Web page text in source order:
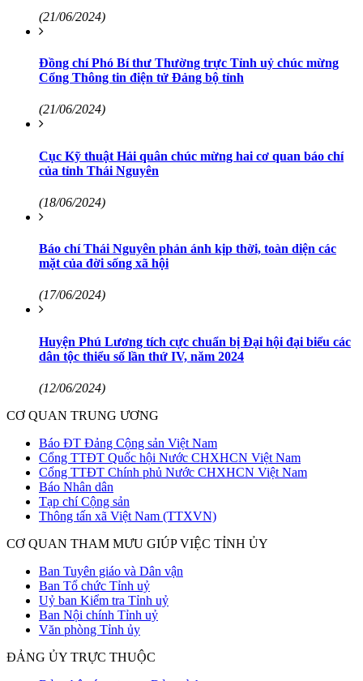
(21/06/2024)
Đồng chí Phó Bí thư Thường trực Tỉnh uỷ chúc mừng
Cổng Thông tin điện tử Đảng bộ tỉnh
(21/06/2024)
Cục Kỹ thuật Hải quân chúc mừng hai cơ quan báo chí
của tỉnh Thái Nguyên
(18/06/2024)
Báo chí Thái Nguyên phản ánh kịp thời, toàn diện các
mặt của đời sống xã hội
(17/06/2024)
Huyện Phú Lương tích cực chuẩn bị Đại hội đại biểu các
dân tộc thiểu số lần thứ IV, năm 2024
(12/06/2024)
CƠ QUAN TRUNG ƯƠNG
Báo ĐT Đảng Cộng sản Việt Nam
Cổng TTĐT Quốc hội Nước CHXHCN Việt Nam
Cổng TTĐT Chính phủ Nước CHXHCN Việt Nam
Báo Nhân dân
Tạp chí Cộng sản
Thông tấn xã Việt Nam (TTXVN)
CƠ QUAN THAM MƯU GIÚP VIỆC TỈNH ỦY
Ban Tuyên giáo và Dân vận
Ban Tổ chức Tỉnh uỷ
Uỷ ban Kiểm tra Tỉnh uỷ
Ban Nội chính Tỉnh uỷ
Văn phòng Tỉnh ủy
ĐẢNG ỦY TRỰC THUỘC